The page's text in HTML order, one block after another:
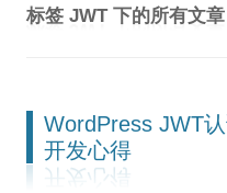
标签 JWT下的所有文章
WordPress JWT
开发心得